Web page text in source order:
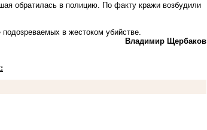
обратилась в полицию. По факту кражи возбудили
в жестоком убийстве.
Владимир Щербаков